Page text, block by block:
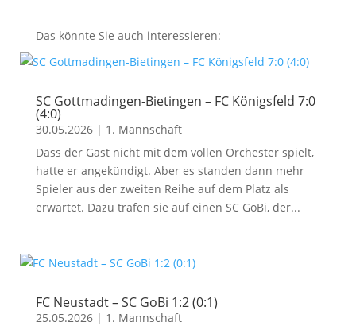
Das könnte Sie auch interessieren:
SC Gottmadingen-Bietingen – FC Königsfeld 7:0
(4:0)
30.05.2026| 1. Mannschaft
Dass der Gast nicht mit dem vollen Orchester spielt,
hatte er angekündigt. Aber es standen dann mehr
Spieler aus der zweiten Reihe auf dem Platz als
erwartet. Dazu trafen sie auf einen SC GoBi, der...
FC Neustadt – SC GoBi 1:2 (0:1)
25.05.2026| 1. Mannschaft